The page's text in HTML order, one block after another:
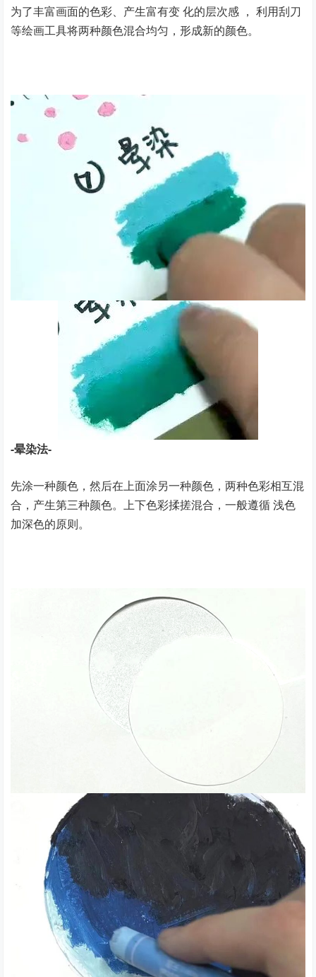
为了丰富画面的色彩、产生富有变 化的层次感 ， 利用刮刀
等绘画工具将两种颜色混合均匀，形成新的颜色。
-晕染法-
先涂一种颜色，然后在上面涂另一种颜色，两种色彩相互混
合，产生第三种颜色。上下色彩揉搓混合，一般遵循 浅色
加深色的原则。